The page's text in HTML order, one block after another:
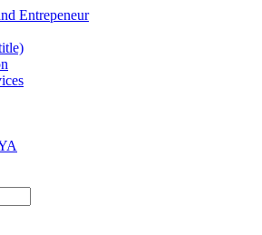
Entrepeneur